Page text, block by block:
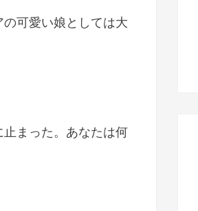
可愛い娘としては大
まった。あなたは何